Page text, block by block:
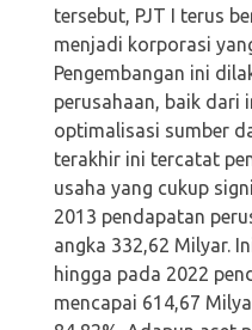
tersebut, PJT I terus
menjadi korporasi
Pengembangan ini
perusahaan, baik dari
optimalisasi sumber
terakhir ini tercatat
usaha yang cukup
2013 pendapatan
angka 332,62 Milyar.
hingga pada 2022
mencapai 614,67